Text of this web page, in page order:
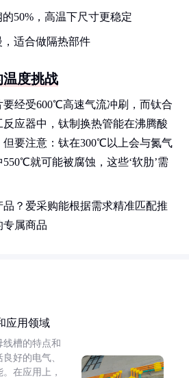
的50%，高温下尺寸更稳定
，适合做隔热部件
度挑战
要经受600℃高速气流冲刷，而钛合
应器中，钛制换热管能在沸腾酸
要注意：钛在300℃以上会与氮气
就可能被腐蚀，这些‘软肋’需
？爱采购能根据需求精准匹配推
专属商品
应用领域
槽的特点和
好的电气、
在应用上，